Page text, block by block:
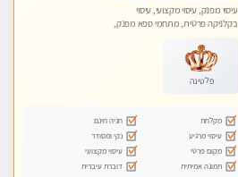
עיסוי מפנק, עיסוי מקצועי, עיסוי
בקלניקה פרטית, מתחמי ספא מפנק,
טנטרה, עיסוי מגבר לגבר, עיסוי מגבר
לאישה
פלטינה
מקלחת
חניה חינם
עיסוי מרגיע
נקי ומסודר
מקום פרטי
עיסוי מקצועי
תמונה אמיתית
דוברת עיברית